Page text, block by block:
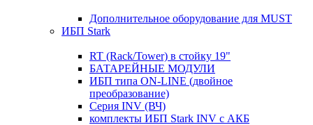
Дополнительное оборудование для MUST
ИБП Stark
RT (Rack/Tower) в стойку 19"
БАТАРЕЙНЫЕ МОДУЛИ
ИБП типа ON-LINE (двойное
преобразование)
Серия INV (ВЧ)
комплекты ИБП Stark INV с АКБ